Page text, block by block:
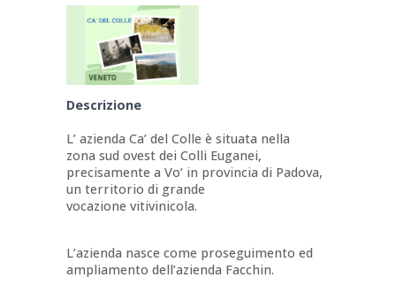
Descrizione
L’ azienda Ca’ del Colle è situata nella
zona sud ovest dei Colli Euganei,
precisamente a Vo’ in provincia di Padova,
un territorio di grande
vocazione vitivinicola.
L’azienda nasce come proseguimento ed
ampliamento dell’azienda Facchin.